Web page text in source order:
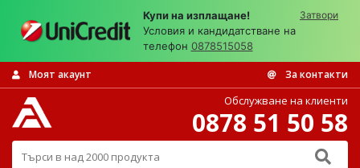
Купи на изплащане!
Условия и кандидатстване на
телефон 0878515058
Затвори
Моят акаунт За контакти
Търси в над 2000 продукта
Обслужване на клиенти
0878 51 50 58